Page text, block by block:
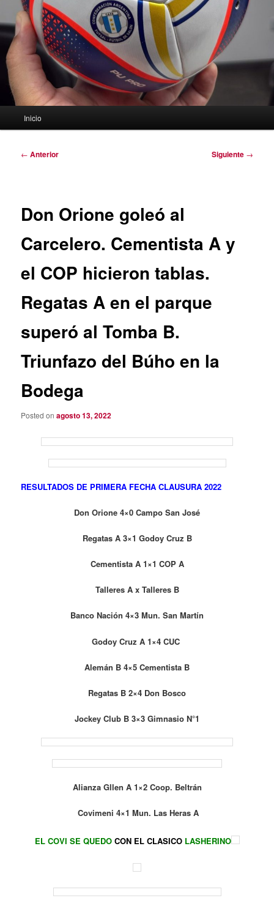
Inicio
Navegación
← Anterior Siguiente →
Don Orione goleó al
Carcelero. Cementista A y
el COP hicieron tablas.
Regatas A en el parque
superó al Tomba B.
Triunfazo del Búho en la
Bodega
Posted onagosto 13, 2022
RESULTADOS DE PRIMERA FECHA CLAUSURA 2022
Don Orione 4×0 Campo San José
Regatas A 3×1 Godoy Cruz B
Cementista A 1×1 COP A
Talleres A x Talleres B
Banco Nación 4×3 Mun. San Martín
Godoy Cruz A 1×4 CUC
Alemán B 4×5 Cementista B
Regatas B 2×4 Don Bosco
Jockey Club B 3×3 Gimnasio N°1
Alianza Gllen A 1×2 Coop. Beltrán
Covimeni 4×1 Mun. Las Heras A
EL COVI SE QUEDOCON EL CLASICOLASHERINO